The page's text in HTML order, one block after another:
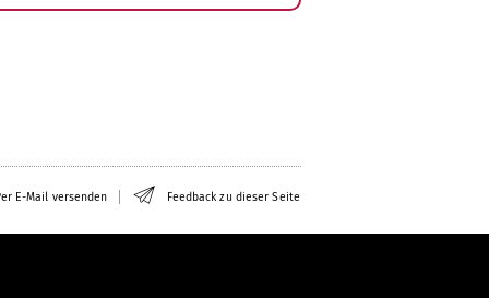
E-Mail versenden Feedback zu dieser Seite